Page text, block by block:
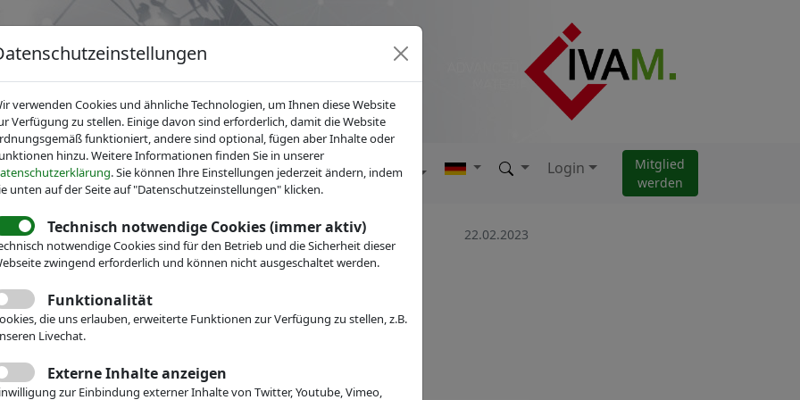
News Dienstleistungen Fachgruppen Über IVAM Login
Mitglied
werden
22.02.2023
Mikrotechnik News Pressemitteilungen
am 14.3 in Aachen:
- Tool für eine
Zukunft?
verwenden Cookies und ähnliche Technologien, um Ihnen diese Website
Verfügung zu stellen. Einige davon sind erforderlich, damit die Website
funktioniert, andere sind optional, fügen aber Inhalte oder
hinzu. Weitere Informationen finden Sie in unserer
. Sie können Ihre Einstellungen jederzeit ändern, indem
unten auf der Seite auf "Datenschutzeinstellungen" klicken.
Technisch notwendige Cookies (immer aktiv)
notwendige Cookies sind für den Betrieb und die Sicherheit dieser
zwingend erforderlich und können nicht ausgeschaltet werden.
Funktionalität
die uns erlauben, erweiterte Funktionen zur Verfügung zu stellen, z.B.
Livechat.
Externe Inhalte anzeigen
zur Einbindung externer Inhalte von Twitter, Youtube, Vimeo,